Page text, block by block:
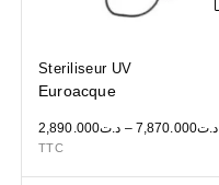
Steriliseur UV
Euroacque
د.ت2,890.000 – د.ت7,870.000
TTC